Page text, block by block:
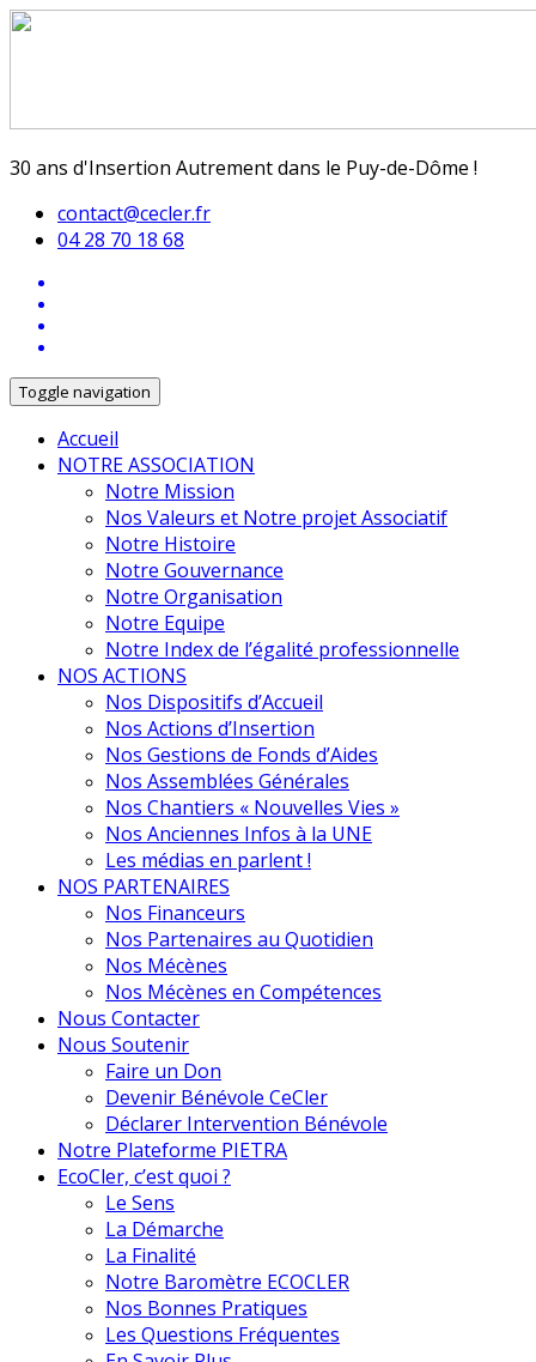
30 ans d'Insertion Autrement dans le Puy-de-Dôme !
contact@cecler.fr
04 28 70 18 68
Toggle navigation
Accueil
NOTRE ASSOCIATION
Notre Mission
Nos Valeurs et Notre projet Associatif
Notre Histoire
Notre Gouvernance
Notre Organisation
Notre Equipe
Notre Index de l’égalité professionnelle
NOS ACTIONS
Nos Dispositifs d’Accueil
Nos Actions d’Insertion
Nos Gestions de Fonds d’Aides
Nos Assemblées Générales
Nos Chantiers « Nouvelles Vies »
Nos Anciennes Infos à la UNE
Les médias en parlent !
NOS PARTENAIRES
Nos Financeurs
Nos Partenaires au Quotidien
Nos Mécènes
Nos Mécènes en Compétences
Nous Contacter
Nous Soutenir
Faire un Don
Devenir Bénévole CeCler
Déclarer Intervention Bénévole
Notre Plateforme PIETRA
EcoCler, c’est quoi ?
Le Sens
La Démarche
La Finalité
Notre Baromètre ECOCLER
Nos Bonnes Pratiques
Les Questions Fréquentes